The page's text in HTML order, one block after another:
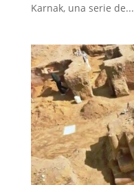
Karnak, una serie de...